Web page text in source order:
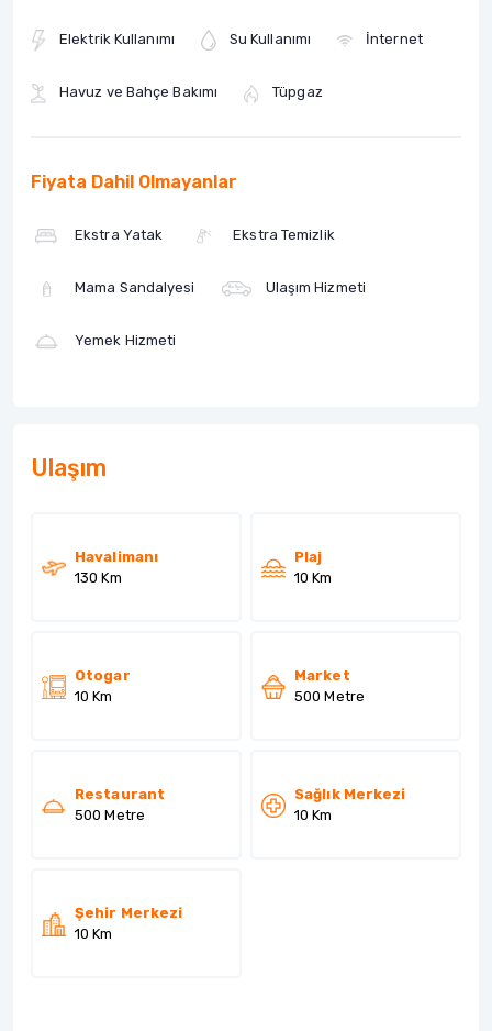
Elektrik Kullanımı Su Kullanımı İnternet
Havuz ve Bahçe Bakımı Tüpgaz
Fiyata Dahil Olmayanlar
Ekstra Yatak Ekstra Temizlik
Mama Sandalyesi Ulaşım Hizmeti
Yemek Hizmeti
Ulaşım
Havalimanı
130 Km
Plaj
10 Km
Otogar
10 Km
Market
500 Metre
Restaurant
500 Metre
Sağlık Merkezi
10 Km
Şehir Merkezi
10 Km